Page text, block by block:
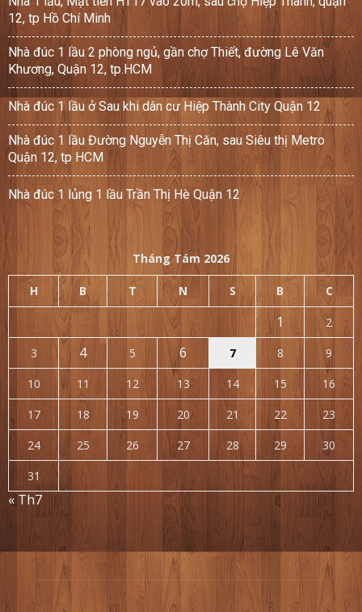
12, tp Hồ Chí Minh
Nhà đúc 1 lầu 2 phòng ngủ, gần chợ Thiết, đường Lê Văn
Khương, Quận 12, tp.HCM
Nhà đúc 1 lầu ở Sau khi dân cư Hiệp Thành City Quận 12
Nhà đúc 1 lầu Đường Nguyễn Thị Căn, sau Siêu thị Metro
Quận 12, tp HCM
Nhà đúc 1 lủng 1 lầu Trần Thị Hè Quận 12
Tháng Tám 2026
H B T N S B C
1
2
3
4 5 6 7 8
9
10
11 12 13 14 15
16
17
18 19 20 21 22
23
24
25 26 27 28 29
30
31
« Th7